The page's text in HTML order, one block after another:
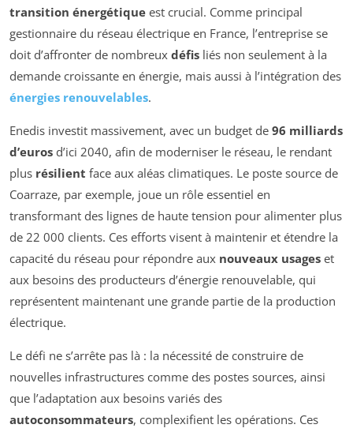
transition énergétique est crucial. Comme principal
gestionnaire du réseau électrique en France, l’entreprise se
doit d’affronter de nombreux défis liés non seulement à la
demande croissante en énergie, mais aussi à l’intégration des
énergies renouvelables.
Enedis investit massivement, avec un budget de 96 milliards
d’euros d’ici 2040, afin de moderniser le réseau, le rendant
plus résilient face aux aléas climatiques. Le poste source de
Coarraze, par exemple, joue un rôle essentiel en
transformant des lignes de haute tension pour alimenter plus
de 22 000 clients. Ces efforts visent à maintenir et étendre la
capacité du réseau pour répondre aux nouveaux usages et
aux besoins des producteurs d’énergie renouvelable, qui
représentent maintenant une grande partie de la production
électrique.
Le défi ne s’arrête pas là : la nécessité de construire de
nouvelles infrastructures comme des postes sources, ainsi
que l’adaptation aux besoins variés des
autoconsommateurs, complexifient les opérations. Ces